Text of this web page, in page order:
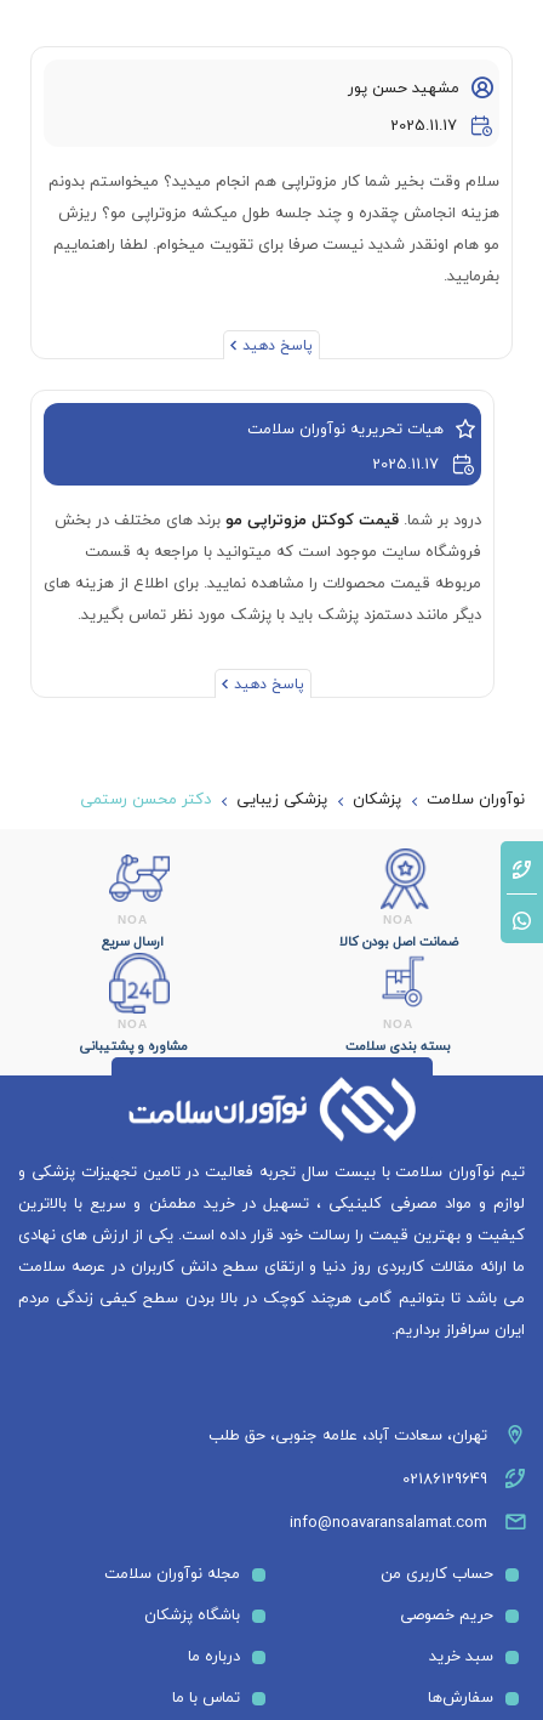
مشهید حسن پور
2025.11.17
سلام وقت بخیر شما کار مزوتراپی هم انجام میدید؟ میخواستم بدونم
هزینه انجامش چقدره و چند جلسه طول میکشه مزوتراپی مو؟ ریزش
مو هام اونقدر شدید نیست صرفا برای تقویت میخوام. لطفا راهنماییم
بفرمایید.
پاسخ دهید
هیات تحریریه نوآوران سلامت
2025.11.17
درود بر شما. قیمت کوکتل مزوتراپی موبرند های مختلف در بخش
فروشگاه سایت موجود است که میتوانید با مراجعه به قسمت
مربوطه قیمت محصولات را مشاهده نمایید. برای اطلاع از هزینه های
دیگر مانند دستمزد پزشک باید با پزشک مورد نظر تماس بگیرید.
پاسخ دهید
نوآوران سلامت پزشکان پزشکی زیبایی دکتر محسن رستمی
ضمانت اصل بودن کالا ارسال سریع
بسته بندی سلامت مشاوره و پشتیبانی
تهران، سعادت آباد، علامه جنوبی، حق طلب
02186129649
info@noavaransalamat.com
تیم نوآوران سلامت با بیست سال تجربه فعالیت در تامین تجهیزات پزشکی و
لوازم و مواد مصرفی کلینیکی ، تسهیل در خرید مطمئن و سریع با بالاترین
کیفیت و بهترین قیمت را رسالت خود قرار داده است. یکی از ارزش های نهادی
ما ارائه مقالات کاربردی روز دنیا و ارتقای سطح دانش کاربران در عرصه سلامت
می باشد تا بتوانیم گامی هرچند کوچک در بالا بردن سطح کیفی زندگی مردم
ایران سرافراز برداریم.
حساب کاربری من
حریم خصوصی
سبد خرید
سفارش‌ها
مجله نوآوران سلامت
باشگاه پزشکان
درباره ما
تماس با ما